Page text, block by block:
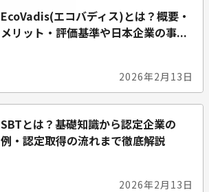
EcoVadis(エコバディス)とは？概要・
メリット・評価基準や日本企業の事...
2026年2月13日
SBTとは？基礎知識から認定企業の
例・認定取得の流れまで徹底解説
2026年2月13日